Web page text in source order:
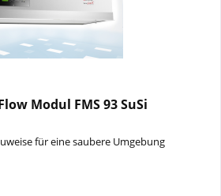
Modul FMS 93 SuSi
für eine saubere Umgebung